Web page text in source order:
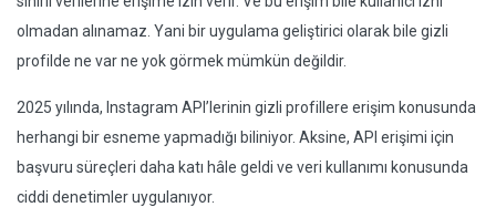
olmadan alınamaz. Yani bir uygulama geliştirici olarak bile gizli
profilde ne var ne yok görmek mümkün değildir.
2025 yılında, Instagram API’lerinin gizli profillere erişim konusunda
herhangi bir esneme yapmadığı biliniyor. Aksine, API erişimi için
başvuru süreçleri daha katı hâle geldi ve veri kullanımı konusunda
ciddi denetimler uygulanıyor.